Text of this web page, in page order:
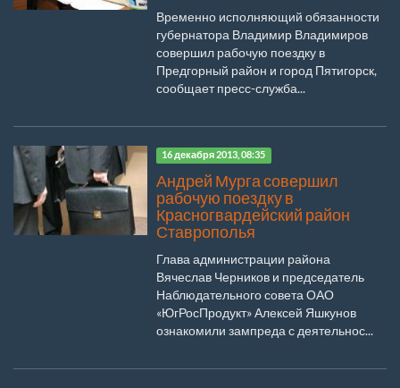
Временно исполняющий обязанности
губернатора Владимир Владимиров
совершил рабочую поездку в
Предгорный район и город Пятигорск,
сообщает пресс-служба...
16 декабря 2013, 08:35
Андрей Мурга совершил
рабочую поездку в
Красногвардейский район
Ставрополья
Глава администрации района
Вячеслав Черников и председатель
Наблюдательного совета ОАО
«ЮгРосПродукт» Алексей Яшкунов
ознакомили зампреда с деятельнос...